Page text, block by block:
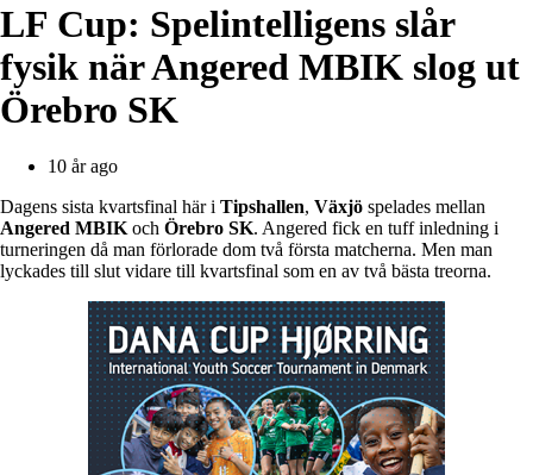
LF Cup: Spelintelligens slår
fysik när Angered MBIK slog ut
Örebro SK
10 år ago
Dagens sista kvartsfinal här i Tipshallen, Växjö spelades mellan
Angered MBIK och Örebro SK. Angered fick en tuff inledning i
turneringen då man förlorade dom två första matcherna. Men man
lyckades till slut vidare till kvartsfinal som en av två bästa treorna.